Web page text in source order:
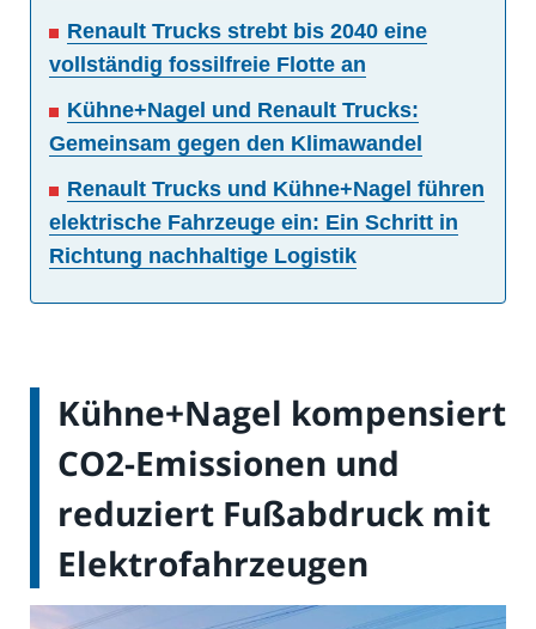
Renault Trucks strebt bis 2040 eine
vollständig fossilfreie Flotte an
Kühne+Nagel und Renault Trucks:
Gemeinsam gegen den Klimawandel
Renault Trucks und Kühne+Nagel führen
elektrische Fahrzeuge ein: Ein Schritt in
Richtung nachhaltige Logistik
Kühne+Nagel kompensiert
CO2-Emissionen und
reduziert Fußabdruck mit
Elektrofahrzeugen